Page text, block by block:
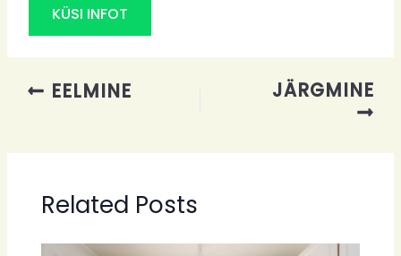
KÜSI INFOT
EELMINE JÄRGMINE
Related Posts